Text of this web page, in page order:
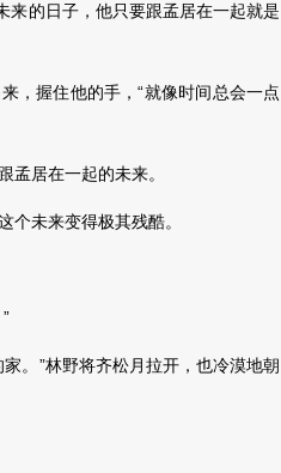
的日子，他只要跟孟居在一起就是
，握住他的手，“就像时间总会一点
居在一起的未来。
未来变得极其残酷。
。”林野将齐松月拉开，也冷漠地朝